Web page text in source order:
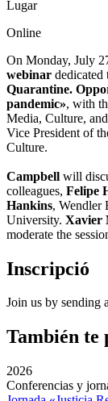
Lugar
Online
On Monday, July
webinar dedicated
Quarantine.
pandemic», with
Media, Culture,
Vice President of
Culture.
Campbell will
colleagues, Felipe
Hankins, Wendler
University. Xavier
moderate the
Inscripció
Join us by sending
También te
2026
Conferencias y